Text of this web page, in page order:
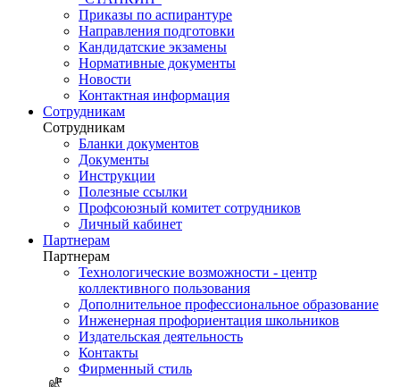
Приказы по аспирантуре
Направления подготовки
Кандидатские экзамены
Нормативные документы
Новости
Контактная информация
Сотрудникам
Сотрудникам
Бланки документов
Документы
Инструкции
Полезные ссылки
Профсоюзный комитет сотрудников
Личный кабинет
Партнерам
Партнерам
Технологические возможности - центр
коллективного пользования
Дополнительное профессиональное образование
Инженерная профориентация школьников
Издательская деятельность
Контакты
Фирменный стиль